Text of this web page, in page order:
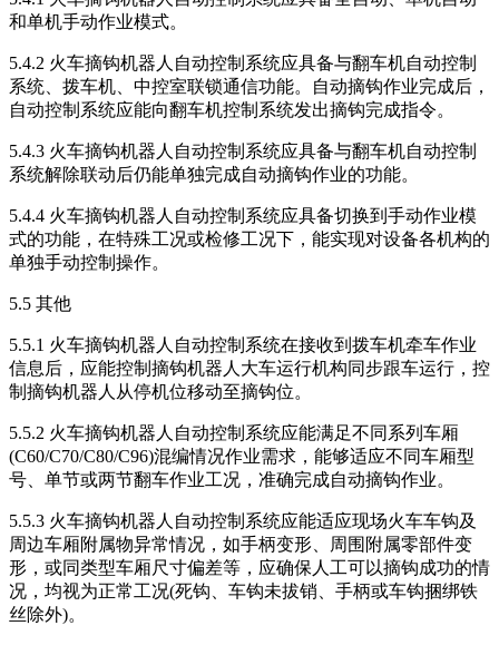
和单机手动作业模式。
5.4.2 火车摘钩机器人自动控制系统应具备与翻车机自动控制
系统、拨车机、中控室联锁通信功能。自动摘钩作业完成后，
自动控制系统应能向翻车机控制系统发出摘钩完成指令。
5.4.3 火车摘钩机器人自动控制系统应具备与翻车机自动控制
系统解除联动后仍能单独完成自动摘钩作业的功能。
5.4.4 火车摘钩机器人自动控制系统应具备切换到手动作业模
式的功能，在特殊工况或检修工况下，能实现对设备各机构的
单独手动控制操作。
5.5 其他
5.5.1 火车摘钩机器人自动控制系统在接收到拨车机牵车作业
信息后，应能控制摘钩机器人大车运行机构同步跟车运行，控
制摘钩机器人从停机位移动至摘钩位。
5.5.2 火车摘钩机器人自动控制系统应能满足不同系列车厢
(C60/C70/C80/C96)混编情况作业需求，能够适应不同车厢型
号、单节或两节翻车作业工况，准确完成自动摘钩作业。
5.5.3 火车摘钩机器人自动控制系统应能适应现场火车车钩及
周边车厢附属物异常情况，如手柄变形、周围附属零部件变
形，或同类型车厢尺寸偏差等，应确保人工可以摘钩成功的情
况，均视为正常工况(死钩、车钩未拔销、手柄或车钩捆绑铁
丝除外)。